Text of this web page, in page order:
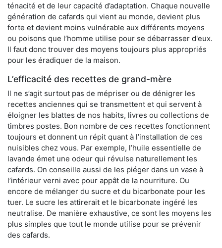
ténacité et de leur capacité d’adaptation. Chaque nouvelle
génération de cafards qui vient au monde, devient plus
forte et devient moins vulnérable aux différents moyens
ou poisons que l’homme utilise pour se débarrasser d'eux.
Il faut donc trouver des moyens toujours plus appropriés
pour les éradiquer de la maison.
L’efficacité des recettes de grand-mère
Il ne s’agit surtout pas de mépriser ou de dénigrer les
recettes anciennes qui se transmettent et qui servent à
éloigner les blattes de nos habits, livres ou collections de
timbres postes. Bon nombre de ces recettes fonctionnent
toujours et donnent un répit quant à l’installation de ces
nuisibles chez vous. Par exemple, l’huile essentielle de
lavande émet une odeur qui révulse naturellement les
cafards. On conseille aussi de les piéger dans un vase à
l’intérieur verni avec pour appât de la nourriture. Ou
encore de mélanger du sucre et du bicarbonate pour les
tuer. Le sucre les attirerait et le bicarbonate ingéré les
neutralise. De manière exhaustive, ce sont les moyens les
plus simples que tout le monde utilise pour se prévenir
des cafards.